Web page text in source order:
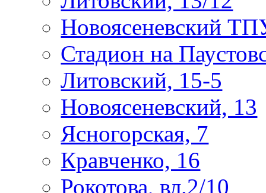
Новоясеневский
Стадион на
Литовский, 15-5
Новоясеневский, 13
Ясногорская, 7
Кравченко, 16
Рокотова, вл.2/10